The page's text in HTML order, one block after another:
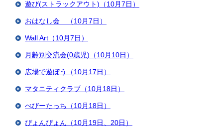
遊び(ストラックアウト)（10月7日）
おはなし会 （10月7日）
Wall Art（10月7日）
月齢別交流会(0歳児)（10月10日）
広場で遊ぼう（10月17日）
マタニティクラブ（10月18日）
べびーたっち（10月18日）
ぴょんぴょん（10月19日、20日）